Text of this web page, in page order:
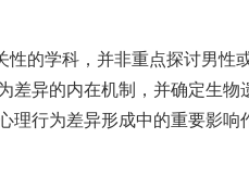
的学科，并非重点探讨男性
差异的内在机制，并确定生物
理行为差异形成中的重要影响